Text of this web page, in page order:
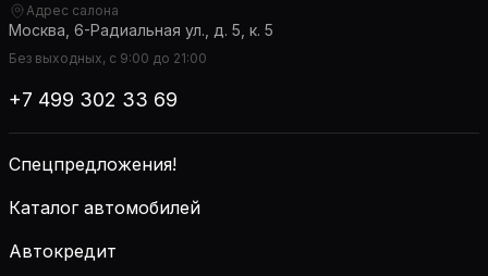
Адрес салона
Москва, 6-Радиальная ул., д. 5, к. 5
Без выходных, с 9:00 до 21:00
+7 499 302 33 69
Спецпредложения!
Каталог автомобилей
Автокредит